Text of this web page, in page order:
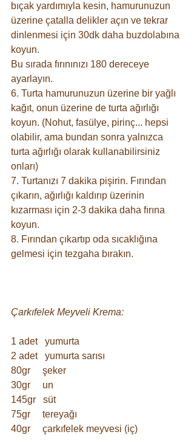
bıçak yardımıyla kesin, hamurunuzun
üzerine çatalla delikler açın ve tekrar
dinlenmesi için 30dk daha buzdolabına
koyun.
Bu sırada fırınınızı 180 dereceye
ayarlayın.
6. Turta hamurunuzun üzerine bir yağlı
kağıt, onun üzerine de turta ağırlığı
koyun. (Nohut, fasülye, pirinç... hepsi
olabilir, ama bundan sonra yalnızca
turta ağırlığı olarak kullanabilirsiniz
onları)
7. Turtanızı 7 dakika pişirin. Fırından
çıkarın, ağırlığı kaldırıp üzerinin
kızarması için 2-3 dakika daha fırına
koyun.
8. Fırından çıkartıp oda sıcaklığına
gelmesi için tezgaha bırakın.
Çarkıfelek Meyveli Krema:
1 adet   yumurta
2 adet   yumurta sarısı
80gr     şeker
30gr     un
145gr   süt
75gr     tereyağı
40gr     çarkıfelek meyvesi (iç)